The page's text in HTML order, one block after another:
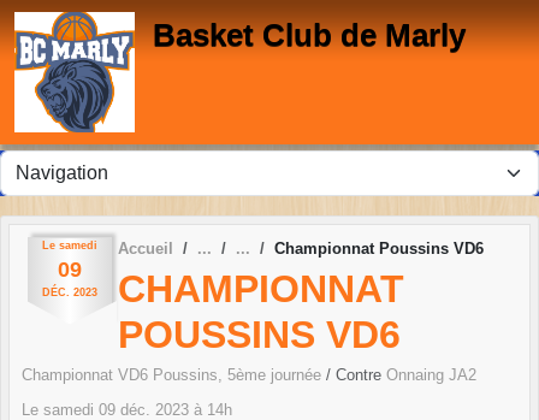
Basket Club de Marly
Le samedi
09
DÉC. 2023
Accueil Championnat Poussins VD6
CHAMPIONNAT
POUSSINS VD6
Championnat VD6 Poussins, 5ème journée / Contre Onnaing JA2
Le samedi 09 déc. 2023 à 14h
Panneau de gestion des cookies